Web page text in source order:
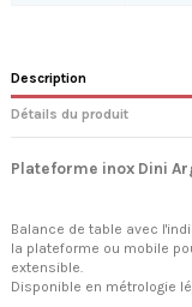
Description
Détails du produit
Plateforme inox Dini
Balance de table avec
la plateforme ou mobile
extensible.
Disponible en métrologie